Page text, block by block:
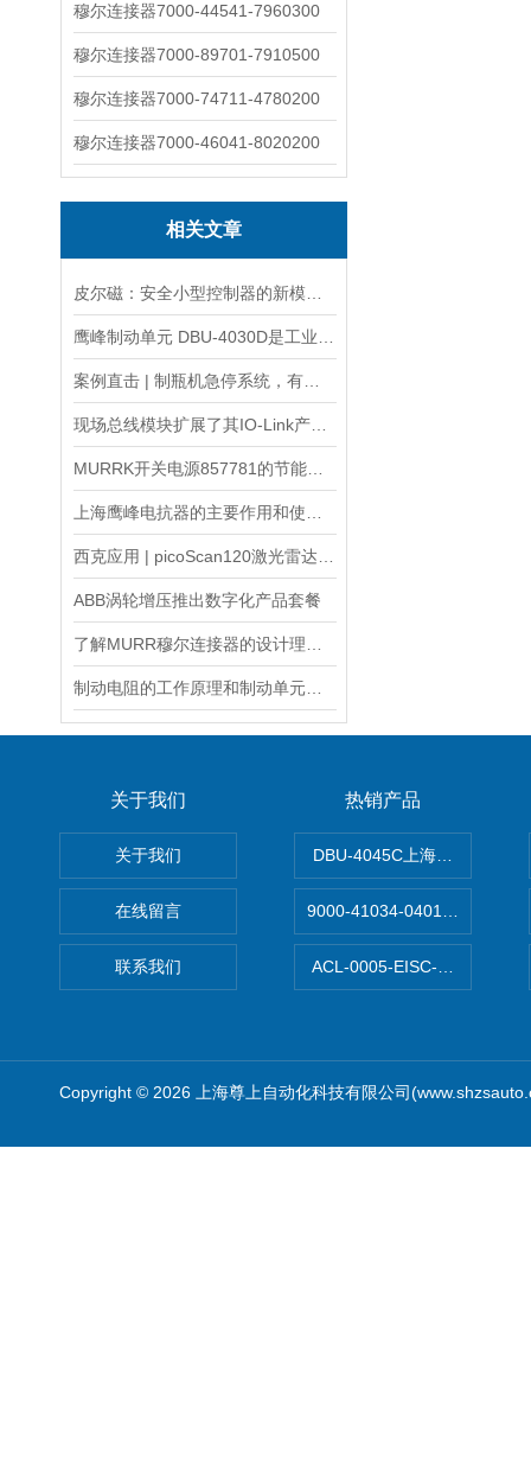
穆尔连接器7000-44541-7960300
穆尔连接器7000-89701-7910500
穆尔连接器7000-74711-4780200
穆尔连接器7000-46041-8020200
相关文章
ABB涡轮增压推出数字化产品套餐
关于我们
关于我们
在线留言
联系我们
热销产品
DBU-4045C上海鹰峰制动单
9000-41034-0401000穆尔
ACL-0005-EISC-E2M8C上海
Copyright © 2026 上海尊上自动化科技有限公司